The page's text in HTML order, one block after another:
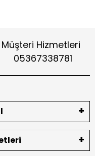
Müşteri Hizmetleri
05367338781